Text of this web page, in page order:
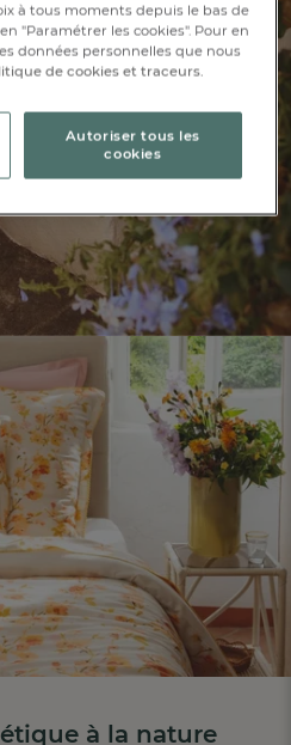
à la nature
à tous moments depuis le bas de
"Paramétrer les cookies". Pour en
données personnelles que nous
de cookies et traceurs.
Autoriser tous les
cookies